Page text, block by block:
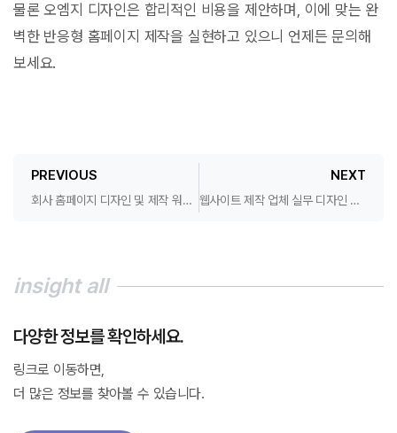
물론 오엠지 디자인은 합리적인 비용을 제안하며, 이에 맞는 완
벽한 반응형 홈페이지 제작을 실현하고 있으니 언제든 문의해
보세요.
PREVIOUS
회사 홈페이지 디자인 및 제작 워드프레스 전문 업체에 맡기세요.
NEXT
웹사이트 제작 업체 실무 디자인 및 기능을 이야기하다.
insight all
다양한 정보를 확인하세요.
링크로 이동하면,
더 많은 정보를 찾아볼 수 있습니다.